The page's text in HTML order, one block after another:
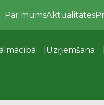
Par mumsAktualitātes
Uzņemšana